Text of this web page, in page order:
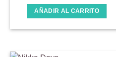
AÑADIR AL CARRITO